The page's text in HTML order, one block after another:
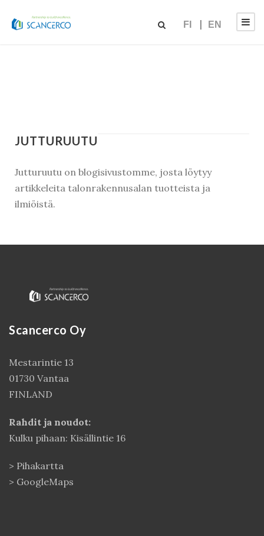
FI EN
JUTTURUUTU
Jutturuutu on blogisivustomme, josta löytyy
artikkeleita talonrakennusalan tuotteista ja
ilmiöistä.
Scancerco Oy
Mestarintie 13
01730 Vantaa
FINLAND
Rahdit ja noudot:
Kulku pihaan: Kisällintie 16
> Pihakartta
> GoogleMaps